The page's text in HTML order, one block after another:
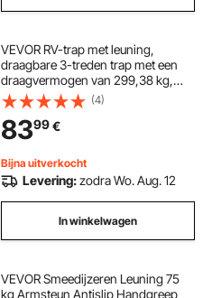
VEVOR RV-trap met leuning,
draagbare 3-treden trap met een
draagvermogen van 299,38 kg,
antislip treden voor campers,
stacaravans, zwembaden en spa's,
robuuste buitentrap, ideaal voor
senioren en huisdieren
(4)
8399€
Bijna uitverkocht
Levering:zodra Wo. Aug. 12
In winkelwagen
VEVOR Smeedijzeren Leuning 75
kg Armsteun Antislip Handgreep